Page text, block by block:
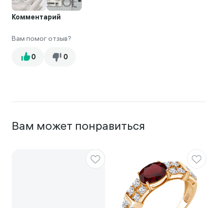
Комментарий
Вам помог отзыв?
Вам может понравиться